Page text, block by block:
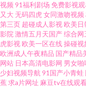
网站免费看片91 狼友成人在
婷五月天网址 91精品人 超
频 91看片网址 超碰人人性
网 国产第六页 日本www青
视频 91福利剧场 免费影视
又大 无码四虎 女同激吻视频
第三页 超碰成人影视 欧美日
影院 激情五月天国产综合网
虎影视 欧美一区在线操碰视
欧洲成人午夜精品 国产精品
网站 日本高清电影网 男女啪
少妇视频导航 91国产小青蛙
蕉 求a片网址 麻豆tv在线观